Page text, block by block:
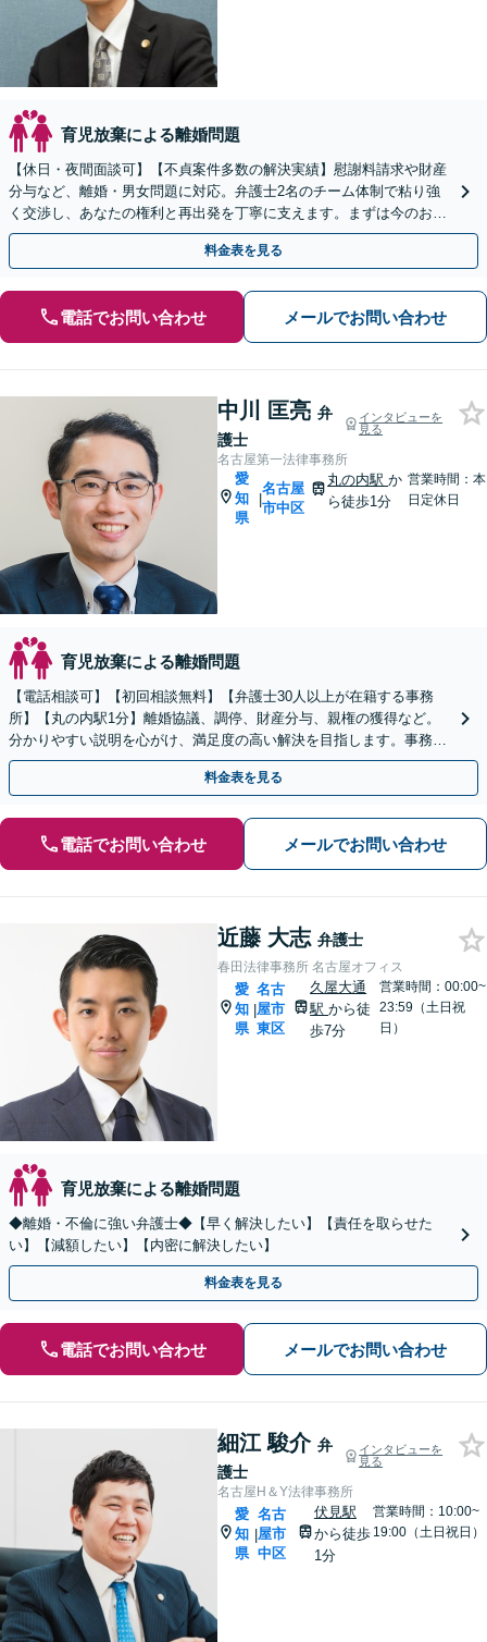
育児放棄による離婚問題
【休日・夜間面談可】【不貞案件多数の解決実績】慰謝料請求や財産
分与など、離婚・男女問題に対応。弁護士2名のチーム体制で粘り強
く交渉し、あなたの権利と再出発を丁寧に支えます。まずは今のお悩
みをお聞かせください。
料金表を見る
電話でお問い合わせ メールでお問い合わせ
中川 匡亮 弁
護士
インタビューを
見る
名古屋第一法律事務所
愛
知
県
|
名古屋
市中区
丸の内駅か
ら徒歩1分
営業時間：本
日定休日
育児放棄による離婚問題
【電話相談可】【初回相談無料】【弁護士30人以上が在籍する事務
所】【丸の内駅1分】離婚協議、調停、財産分与、親権の獲得など。
分かりやすい説明を心がけ、満足度の高い解決を目指します。事務所
の所属の女性弁護士と2名体制で対応も可能
料金表を見る
電話でお問い合わせ メールでお問い合わせ
近藤 大志 弁護士
春田法律事務所 名古屋オフィス
愛
知
県
|
名古
屋市
東区
久屋大通
駅から徒
歩7分
営業時間：00:00~
23:59（土日祝
日）
育児放棄による離婚問題
◆離婚・不倫に強い弁護士◆【早く解決したい】【責任を取らせた
い】【減額したい】【内密に解決したい】
料金表を見る
電話でお問い合わせ メールでお問い合わせ
細江 駿介 弁
護士
インタビューを
見る
名古屋H＆Y法律事務所
愛
知
県
|
名古
屋市
中区
伏見駅
から徒歩
1分
営業時間：10:00~
19:00（土日祝日）